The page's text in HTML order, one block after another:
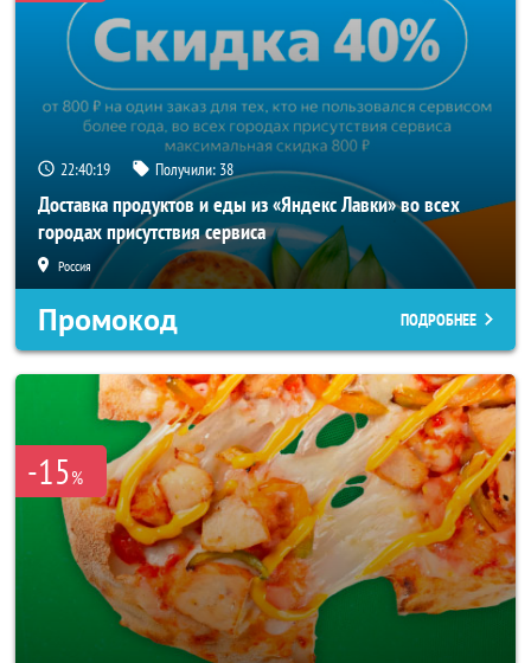
22:40:18 Получили: 38
Доставка продуктов и еды из «Яндекс Лавки» во всех
городах присутствия сервиса
Россия
Промокод ПОДРОБНЕЕ
-15%